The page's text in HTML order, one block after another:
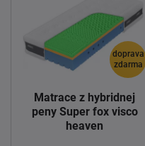
doprava
zdarma
Matrace z hybridnej
peny Super fox visco
heaven